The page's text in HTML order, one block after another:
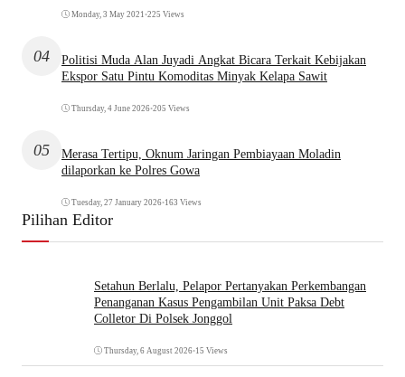
Monday, 3 May 2021 •225 Views
04
Politisi Muda Alan Juyadi Angkat Bicara Terkait Kebijakan
Ekspor Satu Pintu Komoditas Minyak Kelapa Sawit
Thursday, 4 June 2026•205 Views
05
Merasa Tertipu, Oknum Jaringan Pembiayaan Moladin
dilaporkan ke Polres Gowa
Tuesday, 27 January 2026•163 Views
Pilihan Editor
Setahun Berlalu, Pelapor Pertanyakan Perkembangan
Penanganan Kasus Pengambilan Unit Paksa Debt
Colletor Di Polsek Jonggol
Thursday, 6 August 2026•15 Views